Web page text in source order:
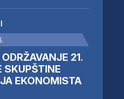
21.
SKUPŠTINE
EKONOMISTA